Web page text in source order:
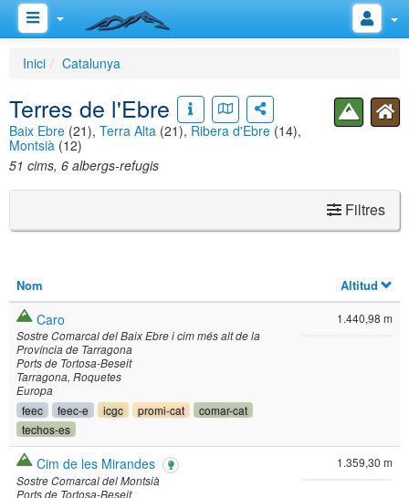
Inici Catalunya
Terres de l'Ebre
Baix Ebre (21), Terra Alta (21), Ribera d'Ebre (14),
Montsià (12)
51 cims, 6 albergs-refugis
Filtres
Nom Altitud
Caro
Sostre Comarcal del Baix Ebre i cim més alt de la
Província de Tarragona
Ports de Tortosa-Beseit
Tarragona Roquetes
Europa
feec feec-e icgc promi-cat
comar-cat
techos-es
1.440,98 m
Cim de les Mirandes
Sostre Comarcal del Montsià
Ports de Tortosa-Beseit
1.359,30 m